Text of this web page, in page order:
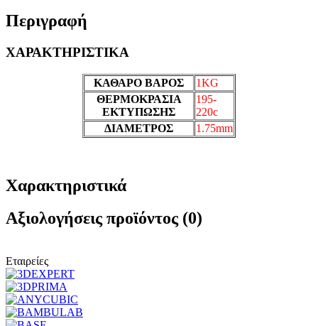
Περιγραφή
ΧΑΡΑΚΤΗΡΙΣΤΙΚΑ
ΚΑΘΑΡΟ ΒΑΡΟΣ
1KG
ΘΕΡΜΟΚΡΑΣΙΑ
ΕΚΤΥΠΩΣΗΣ
195-
220c
ΔΙΑΜΕΤΡΟΣ
1.75mm
Χαρακτηριστικά
Αξιολογήσεις προϊόντος (0)
Εταιρείες